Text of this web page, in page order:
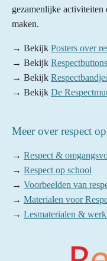
gezamenlijke activiteiten
maken.
→ Bekijk Posters over
→ Bekijk Respectbuttons
→ Bekijk
→ Bekijk De
Meer over respect
→ Respect &
→ Respect op school
→ Voorbeelden van
→ Materialen voor
→ Lesmaterialen &